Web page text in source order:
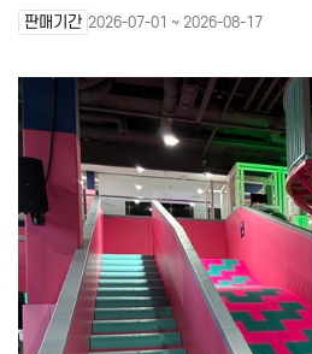
판매기간 2026-07-01 ~ 2026-08-17